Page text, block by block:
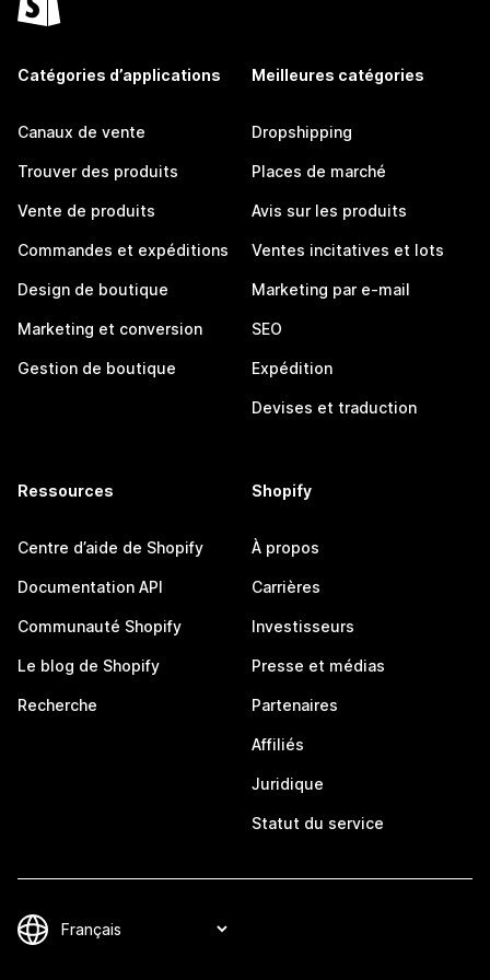
Catégories d’applications
Canaux de vente
Trouver des produits
Vente de produits
Commandes et expéditions
Design de boutique
Marketing et conversion
Gestion de boutique
Meilleures catégories
Dropshipping
Places de marché
Avis sur les produits
Ventes incitatives et lots
Marketing par e-mail
SEO
Expédition
Devises et traduction
Ressources
Centre d’aide de Shopify
Documentation API
Communauté Shopify
Le blog de Shopify
Recherche
Shopify
À propos
Carrières
Investisseurs
Presse et médias
Partenaires
Affiliés
Juridique
Statut du service